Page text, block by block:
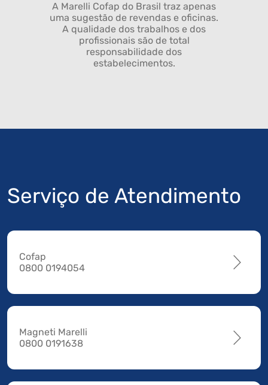
A Marelli Cofap do Brasil traz apenas
uma sugestão de revendas e oficinas.
A qualidade dos trabalhos e dos
profissionais são de total
responsabilidade dos
estabelecimentos.
Serviço de Atendimento
Cofap
0800 0194054
Magneti Marelli
0800 0191638